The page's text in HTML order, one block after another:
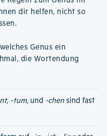
dir helfen, nicht so
Genus ein
die Wortendung
, -tum, und -chen sind fast